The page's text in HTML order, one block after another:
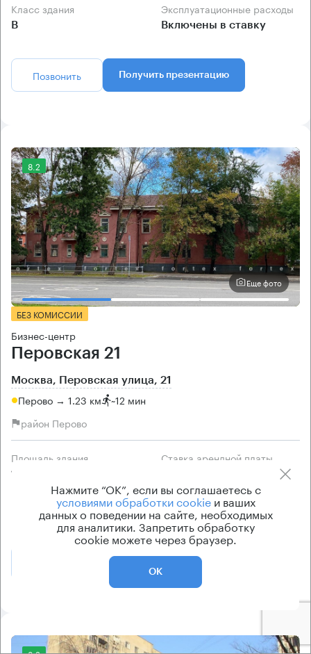
Класс здания
B
Эксплуатационные расходы
Включены в ставку
Позвонить Получить презентацию
8.2
Еще фото
БЕЗ КОМИССИИ
Бизнес-центр
Перовская 21
Москва, Перовская улица, 21
Перово → 1.23 км ~12 мин
район Перово
Площадь здания
1163 кв.м
Ставка арендной платы
Класс здания Эксплуатационные расходы
Включены в ставку
Получить презентацию
Нажмите “ОК”, если вы соглашаетесь с
условиями обработки cookieи ваших
данных о поведении на сайте, необходимых
для аналитики. Запретить обработку
cookie можете через браузер.
ОК